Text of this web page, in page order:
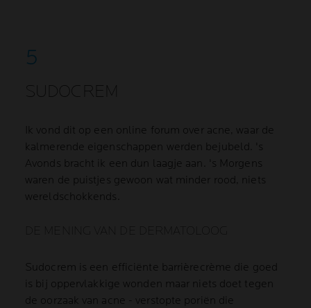
SUDOCREM
Ik vond dit op een online forum over acne, waar de
kalmerende eigenschappen werden bejubeld. 's
Avonds bracht ik een dun laagje aan. 's Morgens
waren de puistjes gewoon wat minder rood, niets
wereldschokkends.
Sudocrem is een efficiënte barrièrecrème die goed
is bij oppervlakkige wonden maar niets doet tegen
de oorzaak van acne - verstopte poriën die